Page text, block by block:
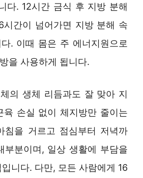
다. 12시간 금식 후 지방 분해
시간이 넘어가면 지방 분해 속
. 이때 몸은 주 에너지원으로
을 사용하게 됩니다.
의 생체 리듬과도 잘 맞아 지
육 손실 없이 체지방만 줄이는
침을 거르고 점심부터 저녁까
부분이며, 일상 생활에 부담을
니다. 다만, 모든 사람에게 16